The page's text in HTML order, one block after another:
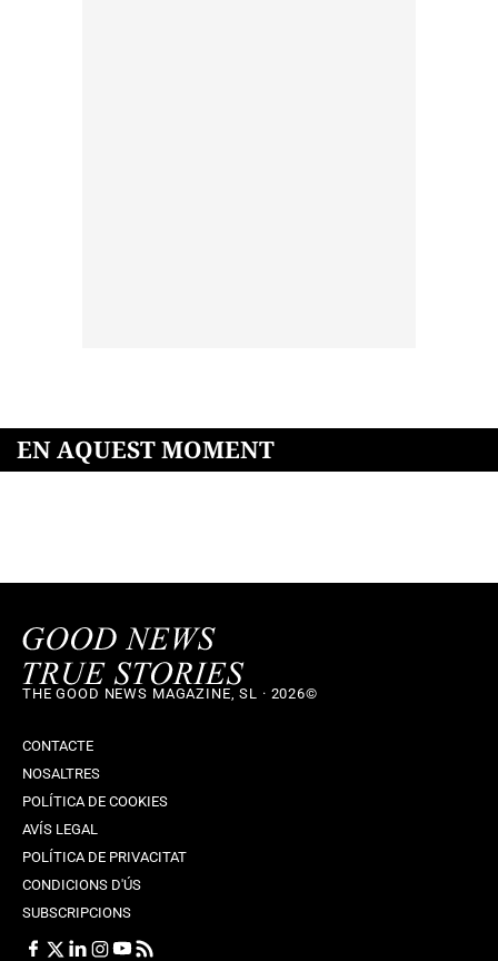
EN AQUEST MOMENT
THE GOOD NEWS MAGAZINE, SL · 2026©
CONTACTE
NOSALTRES
POLÍTICA DE COOKIES
AVÍS LEGAL
POLÍTICA DE PRIVACITAT
CONDICIONS D'ÚS
SUBSCRIPCIONS